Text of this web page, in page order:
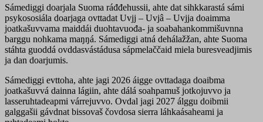
Sámediggi doarjala Suoma ráđđehussii, ahte dat sihkkarastá sámi
psykososiála doarjaga ovttadat Uvjj – Uvjâ – Uvjja doaimma
joatkašuvvama maiddái duohtavuođa- ja soabahankommišuvnna
barggu nohkama maŋŋá. Sámediggi atná dehálažžan, ahte Suoma
stáhta guoddá ovddasvástádusa sápmelaččaid miela buresveadjimis
ja dan doarjumis.
Sámediggi evttoha, ahte jagi 2026 áigge ovttadaga doaibma
joatkašuvvá dainna lágiin, ahte dálá soahpamuš jotkojuvvo ja
lasseruhtadeapmi várrejuvvo. Ovdal jagi 2027 álggu doibmii
galggašii gávdnat bissovaš čovdosa sierra láhkaásaheami ja